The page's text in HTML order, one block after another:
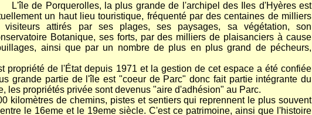
L'île de Porquerolles, la plus grande de l'archipel des Iles d'Hyères est
un haut lieu touristique, fréquenté par des centaines de milliers
visiteurs attirés par ses plages, ses paysages, sa végétation, son
Botanique, ses forts, par des milliers de plaisanciers à cause
ainsi que par un nombre de plus en plus grand de pécheurs,
propriété de l'État depuis 1971 et la gestion de cet espace a été confiée
grande partie de l'île est "coeur de Parc" donc fait partie intégrante du
les propriétés privée sont devenus "aire d'adhésion" au Parc.
kilomètres de chemins, pistes et sentiers qui reprennent le plus souvent
le 16eme et le 19eme siècle. C'est ce patrimoine, ainsi que l'histoire